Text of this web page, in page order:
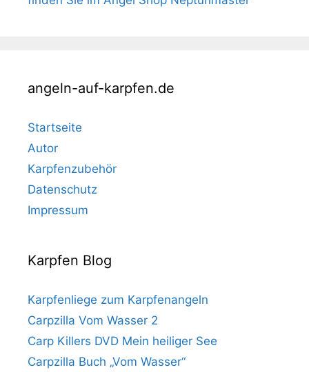
angeln-auf-karpfen.de
Startseite
Autor
Karpfenzubehör
Datenschutz
Impressum
Karpfen Blog
Karpfenliege zum Karpfenangeln
Carpzilla Vom Wasser 2
Carp Killers DVD Mein heiliger See
Carpzilla Buch „Vom Wasser“